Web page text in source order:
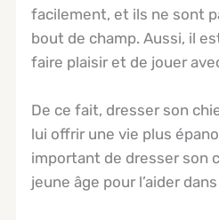
facilement, et ils ne sont
bout de champ. Aussi, il
faire plaisir et de jouer
De ce fait, dresser son
lui offrir une vie plus
important de dresser son
jeune âge pour l’aider